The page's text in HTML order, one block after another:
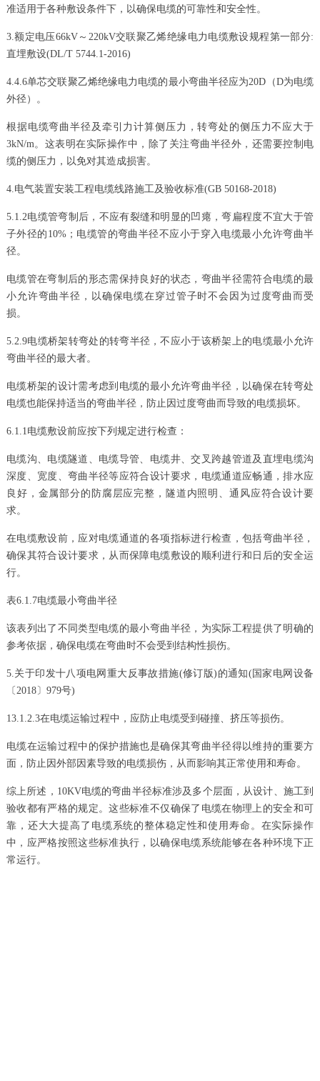
准适用于各种敷设条件下，以确保电缆的可靠性和安全性。
3.额定电压66kV～220kV交联聚乙烯绝缘电力电缆敷设规程第一部分:
直埋敷设(DL/T 5744.1-2016)
4.4.6单芯交联聚乙烯绝缘电力电缆的最小弯曲半径应为20D（D为电缆
外径）。
根据电缆弯曲半径及牵引力计算侧压力，转弯处的侧压力不应大于
3kN/m。这表明在实际操作中，除了关注弯曲半径外，还需要控制电
缆的侧压力，以免对其造成损害。
4.电气装置安装工程电缆线路施工及验收标准(GB 50168-2018)
5.1.2电缆管弯制后，不应有裂缝和明显的凹瘪，弯扁程度不宜大于管
子外径的10%；电缆管的弯曲半径不应小于穿入电缆最小允许弯曲半
径。
电缆管在弯制后的形态需保持良好的状态，弯曲半径需符合电缆的最
小允许弯曲半径，以确保电缆在穿过管子时不会因为过度弯曲而受
损。
5.2.9电缆桥架转弯处的转弯半径，不应小于该桥架上的电缆最小允许
弯曲半径的最大者。
电缆桥架的设计需考虑到电缆的最小允许弯曲半径，以确保在转弯处
电缆也能保持适当的弯曲半径，防止因过度弯曲而导致的电缆损坏。
6.1.1电缆敷设前应按下列规定进行检查：
电缆沟、电缆隧道、电缆导管、电缆井、交叉跨越管道及直埋电缆沟
深度、宽度、弯曲半径等应符合设计要求，电缆通道应畅通，排水应
良好，金属部分的防腐层应完整，隧道内照明、通风应符合设计要
求。
在电缆敷设前，应对电缆通道的各项指标进行检查，包括弯曲半径，
确保其符合设计要求，从而保障电缆敷设的顺利进行和日后的安全运
行。
表6.1.7电缆最小弯曲半径
该表列出了不同类型电缆的最小弯曲半径，为实际工程提供了明确的
参考依据，确保电缆在弯曲时不会受到结构性损伤。
5.关于印发十八项电网重大反事故措施(修订版)的通知(国家电网设备
〔2018〕979号)
13.1.2.3在电缆运输过程中，应防止电缆受到碰撞、挤压等损伤。
电缆在运输过程中的保护措施也是确保其弯曲半径得以维持的重要方
面，防止因外部因素导致的电缆损伤，从而影响其正常使用和寿命。
综上所述，10KV电缆的弯曲半径标准涉及多个层面，从设计、施工到
验收都有严格的规定。这些标准不仅确保了电缆在物理上的安全和可
靠，还大大提高了电缆系统的整体稳定性和使用寿命。在实际操作
中，应严格按照这些标准执行，以确保电缆系统能够在各种环境下正
常运行。